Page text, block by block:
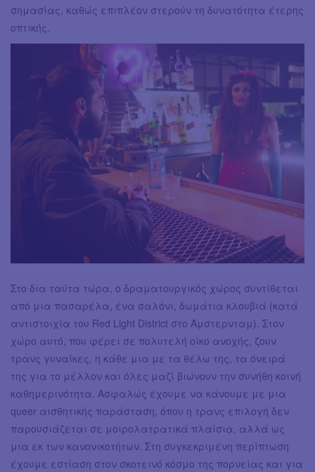
σημασίας, καθώς επιπλέον στερούν τη δυνατότητα έτερης
οπτικής.
Στο δια ταύτα τώρα, ο δραματουργικός χώρος συντίθεται
από μια πασαρέλα, ένα σαλόνι, δωμάτια κλουβιά (κατά
αντιστοιχία του Red Light District στο Άμστερνταμ). Στον
χώρο αυτό, που φέρει σε πολυτελή οίκο ανοχής, ζουν
τρανς γυναίκες, η κάθε μια με τα θέλω της, τα όνειρά
της για το μέλλον και όλες μαζί βιώνουν την συνήθη κοινή
καθημερινότητα. Ασφαλώς έχουμε να κάνουμε με μια
queer αισθητικής παράσταση, όπου η τρανς επιλογή δεν
παρουσιάζεται σε μοιρολατρατικά πλαίσια, αλλά ως
μια εκ των κανονικοτήτων. Στη συγκεκριμένη περίπτωση
έχουμε εστίαση στον σκοτεινό κόσμο της πορνείας και για